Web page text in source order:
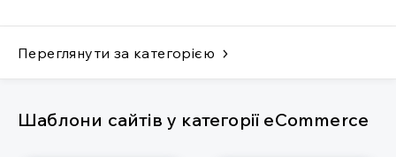
Переглянути за категорією
Шаблони сайтів у категорії eCommerce